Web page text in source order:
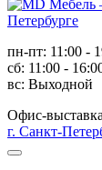
пн-пт: 11:00 -
сб: 11:00 -
вс: Выходной
Офис-
г. Санкт-